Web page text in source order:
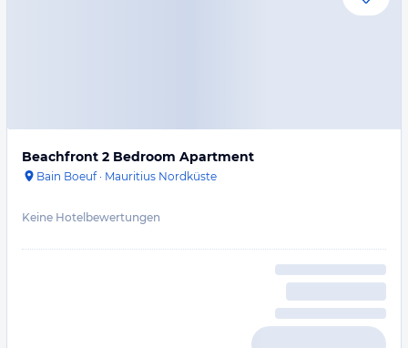
Beachfront 2 Bedroom Apartment
Bain Boeuf· Mauritius Nordküste
Keine Hotelbewertungen